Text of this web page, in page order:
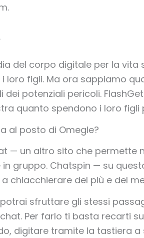
del corpo digitale per la vita
loro figli. Ma ora sappiamo
dei potenziali pericoli.
quanto spendono i loro figli
al posto di Omegle?
— un altro sito che permette
gruppo. Chatspin — su
chiacchierare del più e del
sfruttare gli stessi
Per farlo ti basta recarti
digitare tramite la tastiera a